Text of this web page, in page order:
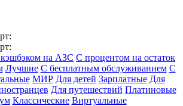
на АЗС С процентом на остаток
Лучшие С бесплатным обслуживанием С
МИР Для детей Зарплатные Для
Для путешествий Платиновые
Классические Виртуальные